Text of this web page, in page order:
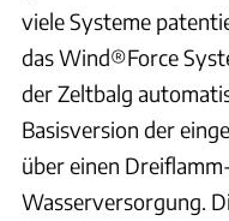
viele Systeme
das Wind®Force
der Zeltbalg
Basisversion der
über einen
Wasserversorgung.